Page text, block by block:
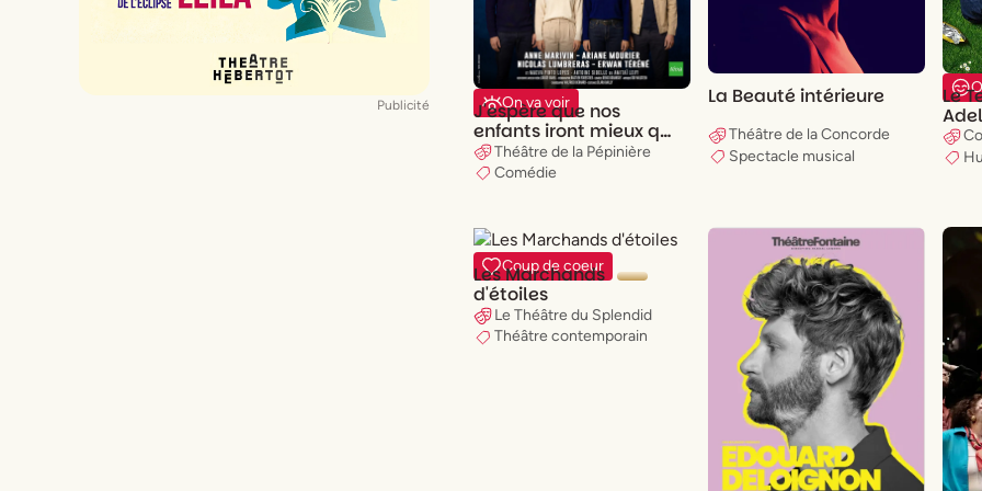
Paris 19
X
Publicité On va voir
J'espère que nos
enfants iront mieux que
nousThéâtre de la Pépinière
Comédie
La Beauté intérieure
Théâtre de la Concorde
Spectacle musical
Le
Coup de coeur
Les Marchands
d'étoiles
Le Théâtre du Splendid
Théâtre contemporain